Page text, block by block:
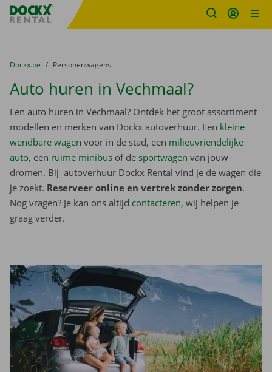
Fratello DEMO
U bevindt zich hier:
van
Dockx.be naar
Personenwagens
Auto huren in Vechmaal?
Een auto huren in Vechmaal? Ontdek het groot assortiment
modellen en merken van Dockx autoverhuur. Een kleine
wendbare wagen voor in de stad, een milieuvriendelijke
auto, een ruime minibus of de sportwagen van jouw
dromen. Bij autoverhuur Dockx Rental vind je de wagen die
je zoekt. Reserveer online en vertrek zonder zorgen.
Nog vragen? Je kan ons altijd contacteren, wij helpen je
graag verder.